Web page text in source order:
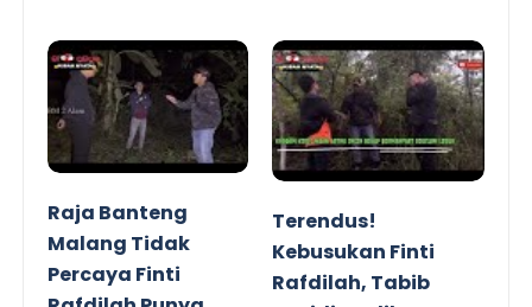
Raja Banteng
Malang Tidak
Percaya Finti
Terendus!
Kebusukan Finti
Rafdilah, Tabib